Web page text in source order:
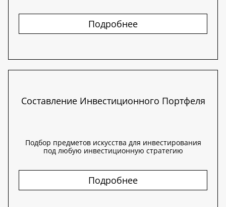
Подробнее
Составление Инвестиционного Портфеля
Подбор предметов искусства для инвестирования
под любую инвестиционную стратегию
Подробнее